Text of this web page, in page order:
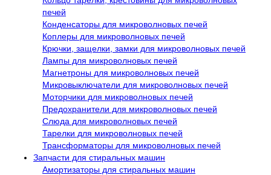
печей
Конденсаторы для микроволновых печей
Коплеры для микроволновых печей
Крючки, защелки, замки для микроволновых печей
Лампы для микроволновых печей
Магнетроны для микроволновых печей
Микровыключатели для микроволновых печей
Моторчики для микроволновых печей
Предохранители для микроволновых печей
Слюда для микроволновых печей
Тарелки для микроволновых печей
Трансформаторы для микроволновых печей
Запчасти для стиральных машин
Амортизаторы для стиральных машин